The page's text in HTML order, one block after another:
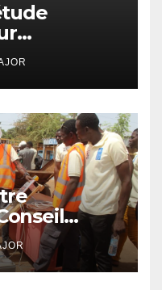
régional
65 jeunes
reçoivent